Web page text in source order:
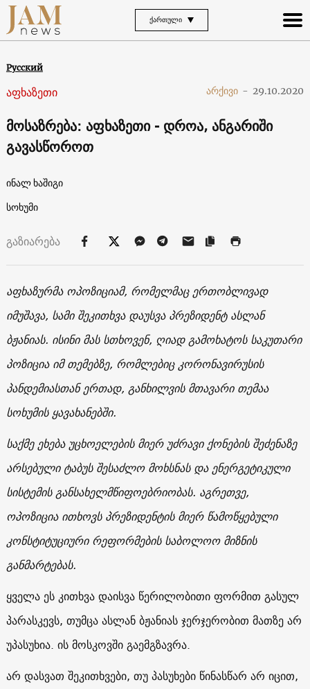
ᲥᲐᲠᲗᲣᲚᲘ
Русский
აფხაზეთი არქივი - 29.10.2020
მოსაზრება: აფხაზეთი - დროა, ანგარიში
გავასწოროთ
ინალ ხაშიგი
სოხუმი
გაზიარება
აფხაზურმა ოპოზიციამ, რომელმაც ერთობლივად
იმუშავა, სამი შეკითხვა დაუსვა პრეზიდენტ ასლან
ბჟანიას. ისინი მას სთხოვენ, ღიად გამოხატოს საკუთარი
პოზიცია იმ თემებზე, რომლებიც კორონავირუსის
პანდემიასთან ერთად, განხილვის მთავარი თემაა
სოხუმის ყავახანებში.
საქმე ეხება უცხოელების მიერ უძრავი ქონების შეძენაზე
არსებული ტაბუს შესაძლო მოხსნას და ენერგეტიკული
სისტემის განსახელმწიფოებრიობას. აგრეთვე,
ოპოზიცია ითხოვს პრეზიდენტის მიერ წამოწყებული
კონსტიტუციური რეფორმების საბოლოო მიზნის
განმარტებას.
ყველა ეს კითხვა დაისვა წერილობითი ფორმით გასულ
პარასკევს, თუმცა ასლან ბჟანიას ჯერჯერობით მათზე არ
უპასუხია. ის მოსკოვში გაემგზავრა.
არ დასვათ შეკითხვები, თუ პასუხები წინასწარ არ იცით,